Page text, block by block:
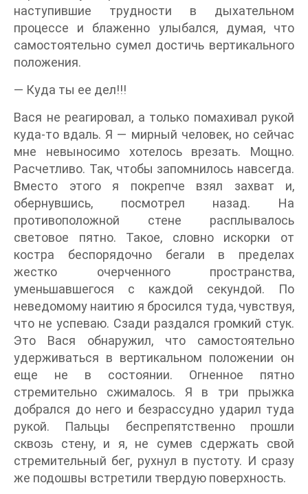
наступившие трудности в дыхательном
процессе и блаженно улыбался, думая, что
самостоятельно сумел достичь вертикального
положения.
— Куда ты ее дел!!!
Вася не реагировал, а только помахивал рукой
куда-то вдаль. Я — мирный человек, но сейчас
мне невыносимо хотелось врезать. Мощно.
Расчетливо. Так, чтобы запомнилось навсегда.
Вместо этого я покрепче взял захват и,
обернувшись, посмотрел назад. На
противоположной стене расплывалось
световое пятно. Такое, словно искорки от
костра беспорядочно бегали в пределах
жестко очерченного пространства,
уменьшавшегося с каждой секундой. По
неведомому наитию я бросился туда, чувствуя,
что не успеваю. Сзади раздался громкий стук.
Это Вася обнаружил, что самостоятельно
удерживаться в вертикальном положении он
еще не в состоянии. Огненное пятно
стремительно сжималось. Я в три прыжка
добрался до него и безрассудно ударил туда
рукой. Пальцы беспрепятственно прошли
сквозь стену, и я, не сумев сдержать свой
стремительный бег, рухнул в пустоту. И сразу
же подошвы встретили твердую поверхность.